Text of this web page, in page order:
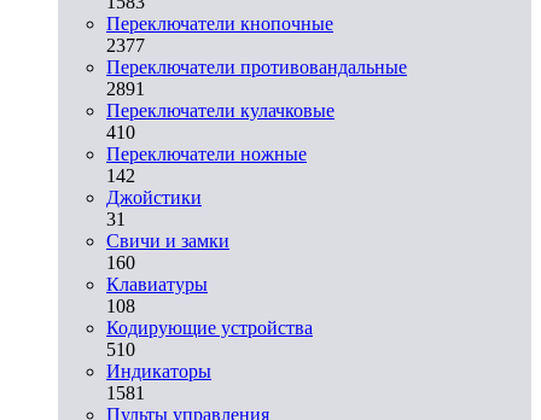
Переключатели кнопочные
2377
Переключатели противовандальные
2891
Переключатели кулачковые
410
Переключатели ножные
142
Джойстики
31
Свичи и замки
160
Клавиатуры
108
Кодирующие устройства
510
Индикаторы
1581
Пульты управления